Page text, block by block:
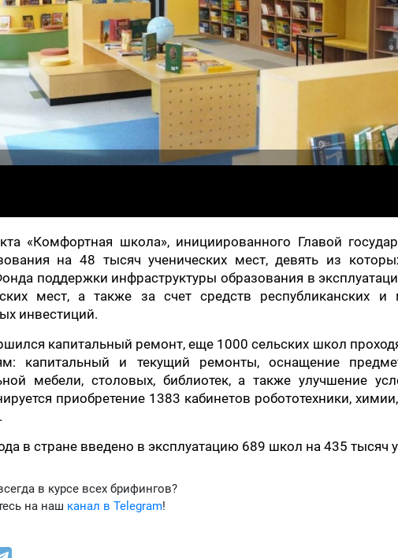
«Комфортная школа», инициированного Главой
на 48 тысяч ученических мест, девять из
поддержки инфраструктуры образования в
мест, а также за счет средств республиканских и
инвестиций.
капитальный ремонт, еще 1000 сельских школ
капитальный и текущий ремонты, оснащение
мебели, столовых, библиотек, а также улучшение
приобретение 1383 кабинетов робототехники,
в стране введено в эксплуатацию 689 школ на 435 тысяч
в курсе всех брифингов?
на наш канал в Telegram!